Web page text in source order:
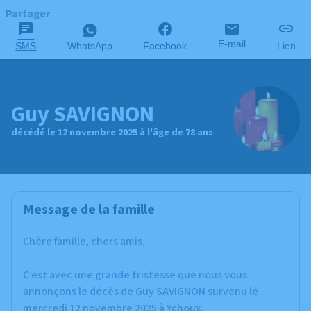
Partager
SMS WhatsApp Facebook E-mail Lien
Guy SAVIGNON
décédé le 12 novembre 2025 à l'âge de 78 ans
Message de la famille
Chère famille, chers amis,
C’est avec une grande tristesse que nous vous
annonçons le décès de Guy SAVIGNON survenu le